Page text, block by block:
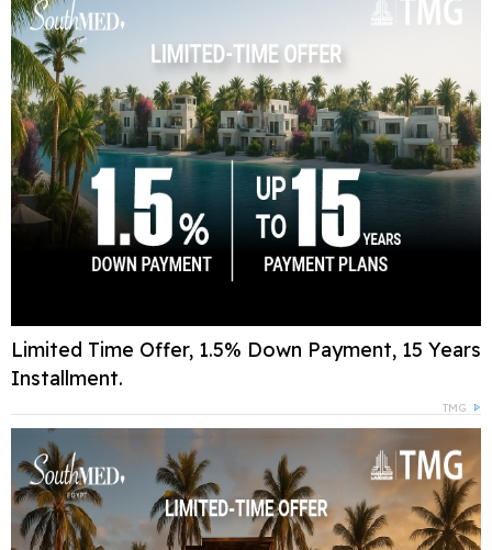
Limited Time Offer, 1.5% Down Payment, 15 Years
Installment.
TMG